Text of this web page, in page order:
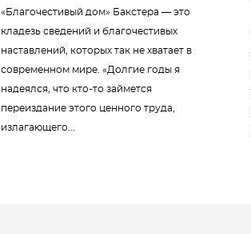
«Благочестивый дом» Бакстера — это
кладезь сведений и благочестивых
наставлений, которых так не хватает в
современном мире. «Долгие годы я
надеялся, что кто-то займется
переиздание этого ценного труда,
излагающего...